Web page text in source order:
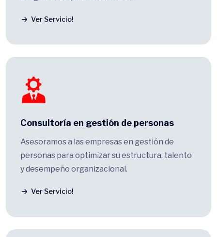
Ver Servicio!
Consultoría en gestión de personas
Asesoramos a las empresas en gestión de
personas para optimizar su estructura, talento
y desempeño organizacional.
Ver Servicio!